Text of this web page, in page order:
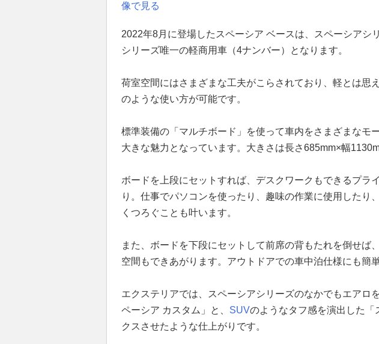
像で見る
2022年8月に登場したスペーシア ベースは、スペーシアシ
シリーズ唯一の軽商用車（4ナンバー）となります。
荷室空間にはさまざまな工夫がこらされており、軽とは思
のような使い方が可能です。
標準装備の「マルチボード」を使って車内をさまざまなモ
大きな魅力となっています。大きさは長さ685mm×幅
ボードを上段にセットすれば、デスクワークもできるプラ
り。仕事でパソコンを使ったり、趣味の作業に使用したり
くつろぐことも叶います。
また、ボードを下段にセットして前席の背もたれを倒せば
空間もできあがります。アウトドアでの車中泊仕様にも簡
エクステリアでは、スペーシアシリーズのなかでもエアロ
ペーシア カスタム」と、 SUVのようなタフ感を演出した「
クスさせたような仕上がりです。